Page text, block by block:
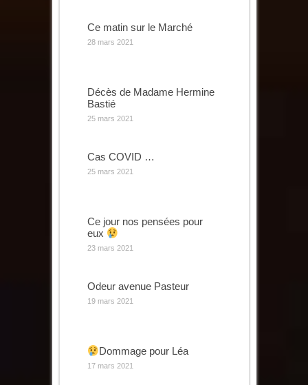
Ce matin sur le Marché
28 mars 2021
Décès de Madame Hermine
Bastié
25 mars 2021
Cas COVID …
25 mars 2021
Ce jour nos pensées pour
eux
23 mars 2021
Odeur avenue Pasteur
19 mars 2021
Dommage pour Léa
17 mars 2021